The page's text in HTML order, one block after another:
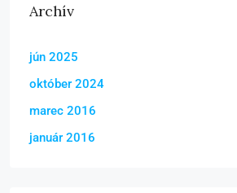
Archív
jún 2025
október 2024
marec 2016
január 2016